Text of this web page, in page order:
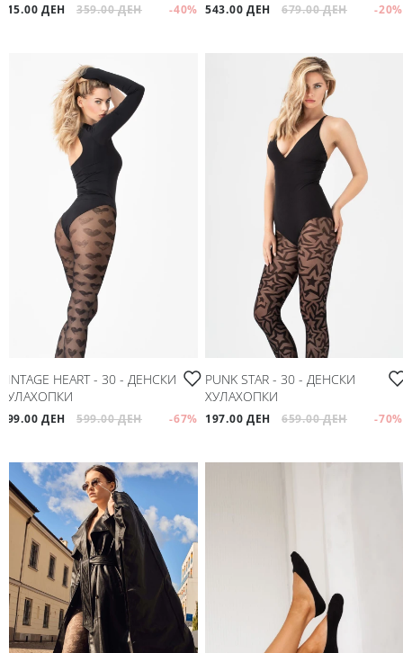
215.00 ДЕН 359.00 ДЕН -40% 543.00 ДЕН 679.00 ДЕН -20%
VINTAGE HEART - 30 - ДЕНСКИ
ХУЛАХОПКИ
199.00 ДЕН 599.00 ДЕН -67%
PUNK STAR - 30 - ДЕНСКИ
ХУЛАХОПКИ
197.00 ДЕН 659.00 ДЕН -70%